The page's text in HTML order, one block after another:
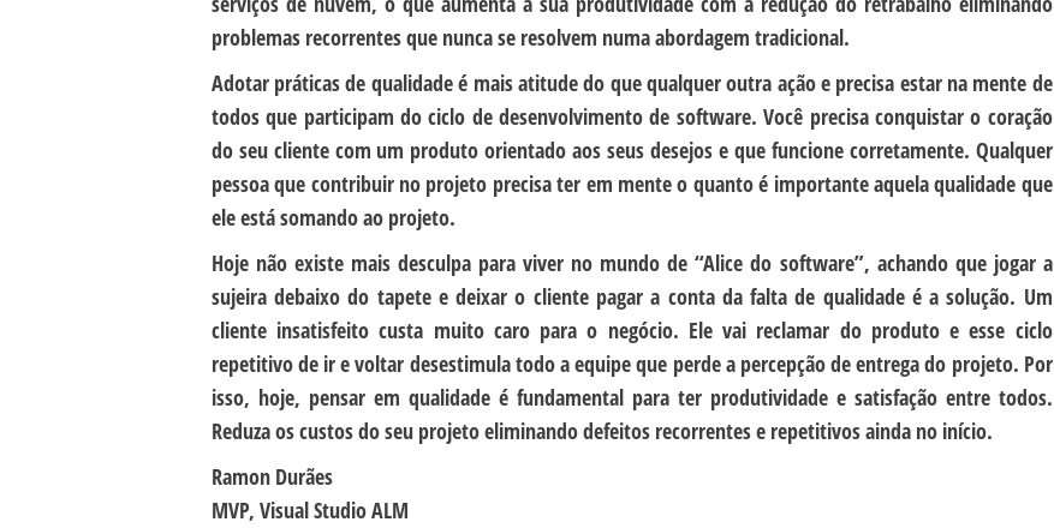
problemas recorrentes que nunca se resolvem numa abordagem tradicional.
Adotar práticas de qualidade é mais atitude do que qualquer outra ação e precisa estar na mente de
todos que participam do ciclo de desenvolvimento de software. Você precisa conquistar o coração
do seu cliente com um produto orientado aos seus desejos e que funcione corretamente. Qualquer
pessoa que contribuir no projeto precisa ter em mente o quanto é importante aquela qualidade que
ele está somando ao projeto.
Hoje não existe mais desculpa para viver no mundo de “Alice do software”, achando que jogar a
sujeira debaixo do tapete e deixar o cliente pagar a conta da falta de qualidade é a solução. Um
cliente insatisfeito custa muito caro para o negócio. Ele vai reclamar do produto e esse ciclo
repetitivo de ir e voltar desestimula todo a equipe que perde a percepção de entrega do projeto. Por
isso, hoje, pensar em qualidade é fundamental para ter produtividade e satisfação entre todos.
Reduza os custos do seu projeto eliminando defeitos recorrentes e repetitivos ainda no início.
Ramon Durães
MVP, Visual Studio ALM